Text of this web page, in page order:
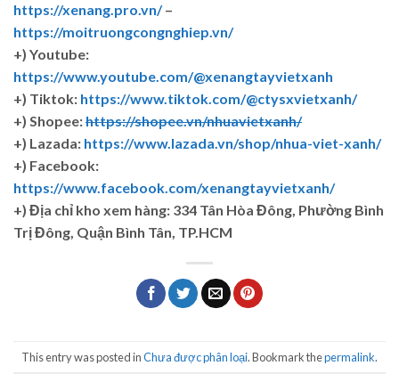
https://xenang.pro.vn/–
https://moitruongcongnghiep.vn/
+) Youtube:
https://www.youtube.com/@xenangtayvietxanh
+) Tiktok: https://www.tiktok.com/@ctysxvietxanh/
+) Shopee:https://shopee.vn/nhuavietxanh/
+) Lazada: https://www.lazada.vn/shop/nhua-viet-xanh/
+) Facebook:
https://www.facebook.com/xenangtayvietxanh/
+) Địa chỉ kho xem hàng: 334 Tân Hòa Đông, Phường Bình
Trị Đông, Quận Bình Tân, TP.HCM
This entry was posted inChưa được phân loại. Bookmark thepermalink.